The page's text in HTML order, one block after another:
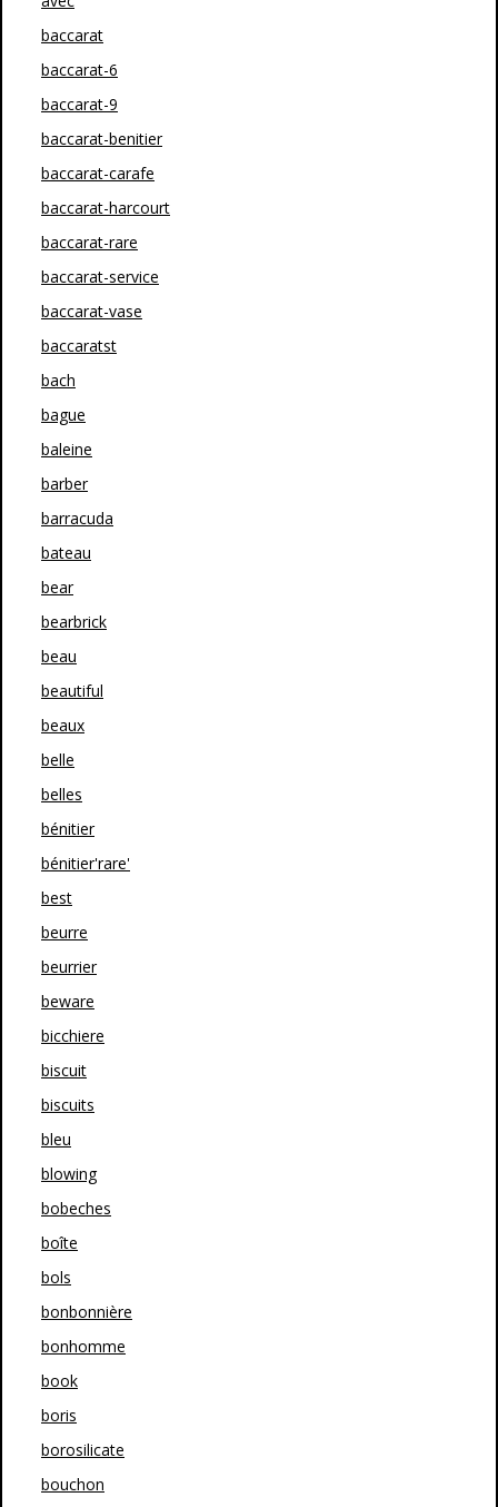
baccarat
baccarat-6
baccarat-9
baccarat-benitier
baccarat-carafe
baccarat-harcourt
baccarat-rare
baccarat-service
baccarat-vase
baccaratst
bach
bague
baleine
barber
barracuda
bateau
bear
bearbrick
beau
beautiful
beaux
belle
belles
bénitier
bénitier'rare'
best
beurre
beurrier
beware
bicchiere
biscuit
biscuits
bleu
blowing
bobeches
boîte
bols
bonbonnière
bonhomme
book
boris
borosilicate
bouchon